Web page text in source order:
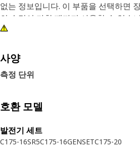
없는 정보입니다. 이 부품을 선택하면
의 수명이 다할 때까지 사용할 수 있습
드웨어 및 조임장치가 현재 사용 중인
습니다.
이러한 볼트는 일반적으로 엔진과 동
12포인트 헤드 볼트는 높은 피로 성능
특성:
•Cat 조임장치는 정확한 사양에 따라 내
고려하여 제작됩니다.
사양
측정 단위
호환 모델
발전기 세트
C175-16SR5C175-16GENSETC175-20